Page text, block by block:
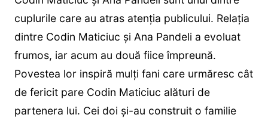
cuplurile care au atras atenția publicului. Relația
dintre Codin Maticiuc și Ana Pandeli a evoluat
frumos, iar acum au două fiice împreună.
Povestea lor inspiră mulți fani care urmăresc cât
de fericit pare Codin Maticiuc alături de
partenera lui. Cei doi și-au construit o familie